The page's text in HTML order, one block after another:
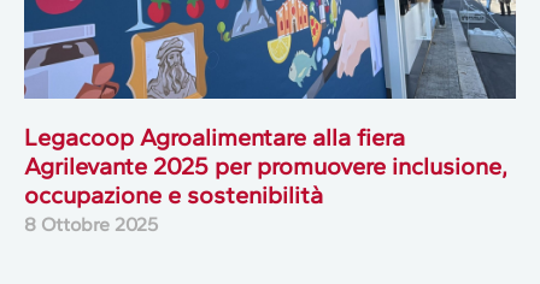
Legacoop Agroalimentare alla fiera
Agrilevante 2025 per promuovere inclusione,
occupazione e sostenibilità
8 Ottobre 2025